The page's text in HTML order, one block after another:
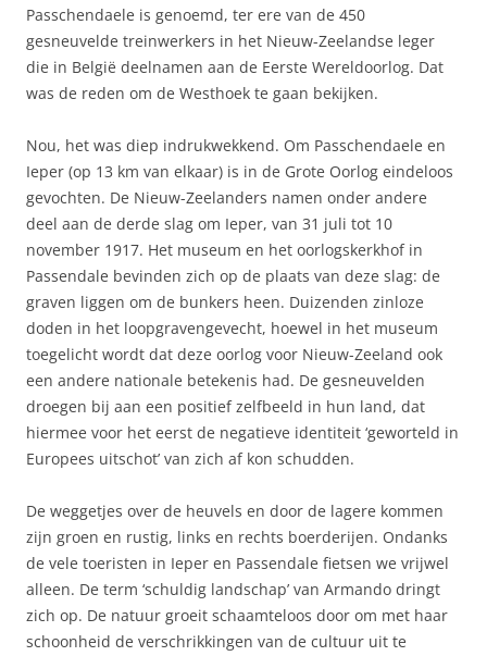
Passchendaele is genoemd, ter ere van de 450
gesneuvelde treinwerkers in het Nieuw-Zeelandse leger
die in België deelnamen aan de Eerste Wereldoorlog. Dat
was de reden om de Westhoek te gaan bekijken.
Nou, het was diep indrukwekkend. Om Passchendaele en
Ieper (op 13 km van elkaar) is in de Grote Oorlog eindeloos
gevochten. De Nieuw-Zeelanders namen onder andere
deel aan de derde slag om Ieper, van 31 juli tot 10
november 1917. Het museum en het oorlogskerkhof in
Passendale bevinden zich op de plaats van deze slag: de
graven liggen om de bunkers heen. Duizenden zinloze
doden in het loopgravengevecht, hoewel in het museum
toegelicht wordt dat deze oorlog voor Nieuw-Zeeland ook
een andere nationale betekenis had. De gesneuvelden
droegen bij aan een positief zelfbeeld in hun land, dat
hiermee voor het eerst de negatieve identiteit ‘geworteld in
Europees uitschot’ van zich af kon schudden.
De weggetjes over de heuvels en door de lagere kommen
zijn groen en rustig, links en rechts boerderijen. Ondanks
de vele toeristen in Ieper en Passendale fietsen we vrijwel
alleen. De term ‘schuldig landschap’ van Armando dringt
zich op. De natuur groeit schaamteloos door om met haar
schoonheid de verschrikkingen van de cultuur uit te